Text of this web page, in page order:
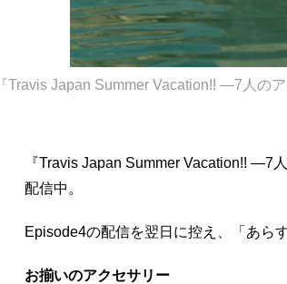
『Travis Japan Summer Vacation!! ―7人
『Travis Japan Summer Vacation!! ―7
配信中。
Episode4の配信を翌日に控え、「あら
お揃いのアクセサリー